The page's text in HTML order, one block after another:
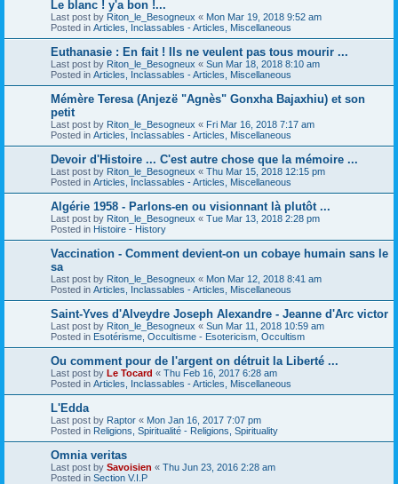
Le blanc ! y'a bon !...
Last post by Riton_le_Besogneux « Mon Mar 19, 2018 9:52 am
Posted in Articles, Inclassables - Articles, Miscellaneous
Euthanasie : En fait ! Ils ne veulent pas tous mourir ...
Last post by Riton_le_Besogneux « Sun Mar 18, 2018 8:10 am
Posted in Articles, Inclassables - Articles, Miscellaneous
Mémère Teresa (Anjezë "Agnès" Gonxha Bajaxhiu) et son
petit
Last post by Riton_le_Besogneux « Fri Mar 16, 2018 7:17 am
Posted in Articles, Inclassables - Articles, Miscellaneous
Devoir d'Histoire ... C'est autre chose que la mémoire ...
Last post by Riton_le_Besogneux « Thu Mar 15, 2018 12:15 pm
Posted in Articles, Inclassables - Articles, Miscellaneous
Algérie 1958 - Parlons-en ou visionnant là plutôt ...
Last post by Riton_le_Besogneux « Tue Mar 13, 2018 2:28 pm
Posted in Histoire - History
Vaccination - Comment devient-on un cobaye humain sans le
sa
Last post by Riton_le_Besogneux « Mon Mar 12, 2018 8:41 am
Posted in Articles, Inclassables - Articles, Miscellaneous
Saint-Yves d'Alveydre Joseph Alexandre - Jeanne d'Arc victor
Last post by Riton_le_Besogneux « Sun Mar 11, 2018 10:59 am
Posted in Esotérisme, Occultisme - Esotericism, Occultism
Ou comment pour de l'argent on détruit la Liberté ...
Last post by Le Tocard « Thu Feb 16, 2017 6:28 am
Posted in Articles, Inclassables - Articles, Miscellaneous
L'Edda
Last post by Raptor « Mon Jan 16, 2017 7:07 pm
Posted in Religions, Spiritualité - Religions, Spirituality
Omnia veritas
Last post by Savoisien « Thu Jun 23, 2016 2:28 am
Posted in Section V.I.P